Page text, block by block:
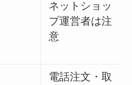
ネットショッ
プ運営者は注
意
電話注文・取